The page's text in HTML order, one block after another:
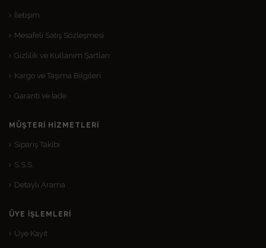
İletişim
Mesafeli Satış Sözleşmesi
Gizlilik ve Kullanım Şartları
Kargo ve Taşıma Bilgileri
Garanti ve İade
MÜŞTERI HIZMETLERI
Sipariş Takibi
S.S.S.
Detaylı Arama
ÜYE İŞLEMLERI
Üye Kayıt